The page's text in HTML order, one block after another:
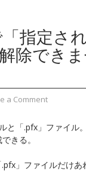
指定さ
除でき
a Comment
と「.pfx」ファイル
きる。
」ファイルだけ